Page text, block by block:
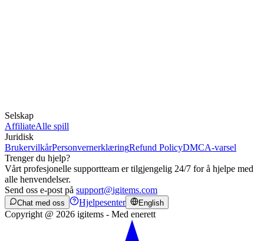
Selskap
AffiliateAlle spill
Juridisk
BrukervilkårPersonvernerklæringRefund PolicyDMCA-varsel
Trenger du hjelp?
Vårt profesjonelle supportteam er tilgjengelig 24/7 for å hjelpe med
alle henvendelser.
Send oss e-post på support@igitems.com
Chat med oss Hjelpesenter English
Copyright @ 2026 igitems - Med enerett